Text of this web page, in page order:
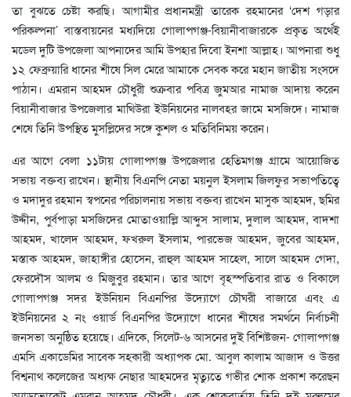
তা বুঝতে চেষ্টা করছি। আগামীর প্রধানমন্ত্রী তারেক রহমানের ‘দেশ গড়ার
পরিকল্পনা’ বাস্তবায়নের মধ্যদিয়ে গোলাপগঞ্জ-বিয়ানীবাজারকে প্রকৃত অর্থেই
মডেল দুটি উপজেলা আপনাদের আমি উপহার দিবো ইনশা আল্লাহ। আপনারা শুধু
১২ ফেব্রুয়ারি ধানের শীষে সিল মেরে আমাকে সেবক করে মহান জাতীয় সংসদে
পাঠান। এমরান আহমদ চৌধুরী শুক্রবার পবিত্র জুমআর নামাজ আদায় করেন
বিয়ানীবাজার উপজেলার মাথিউরা ইউনিয়নের নালবহর জামে মসজিদে। নামাজ
শেষে তিনি উপস্থিত মুসল্লিদের সঙ্গে কুশল ও মতিবিনিময় করেন।
এর আগে বেলা ১১টায় গোলাপগঞ্জ উপজেলার হেতিমগঞ্জ গ্রামে আয়োজিত
সভায় বক্তব্য রাখেন। স্থানীয় বিএনপি নেতা ময়নুল ইসলাম জিলফুর সভাপতিত্বে
ও মদাদুর রহমান স্বপনের পরিচালনায় সভায় বক্তব্য রাখেন মাসুক আহমদ, ছমির
উদ্দীন, পুর্বপাড়া মসজিদের মোতাওয়াল্লি আব্দুস সালাম, দুলাল আহমদ, বাদশা
আহমদ, খালেদ আহমদ, ফখরুল ইসলাম, পারভেজ আহমদ, জুবের আহমদ,
মস্তাক আহমদ, জাহাঙ্গীর হোসেন, রাহুল আহমদ সাহেল, সালে আহমদ গেদা,
ফেরদৌস আলম ও মিজুবুর রহমান। তার আগে বৃহস্পতিবার রাত ও বিকালে
গোলাপগঞ্জ সদর ইউনিয়ন বিএনপির উদ্যোগে চৌঘরী বাজারে এবং এ
ইউনিয়নের ২ নং ওয়ার্ড বিএনপির উদ্যোগে ধানের শীষের সমর্থনে নির্বাচনী
জনসভা অনুষ্ঠিত হয়েছে। এদিকে, সিলেট-৬ আসনের দুই বিশিষ্টজন- গোলাপগঞ্জ
এমসি একাডেমির সাবেক সহকারী অধ্যাপক মো. আবুল কালাম আজাদ ও উত্তর
বিশ্বনাথ কলেজের অধ্যক্ষ নেছার আহমদের মৃত্যুতে গভীর শোক প্রকাশ করেছন